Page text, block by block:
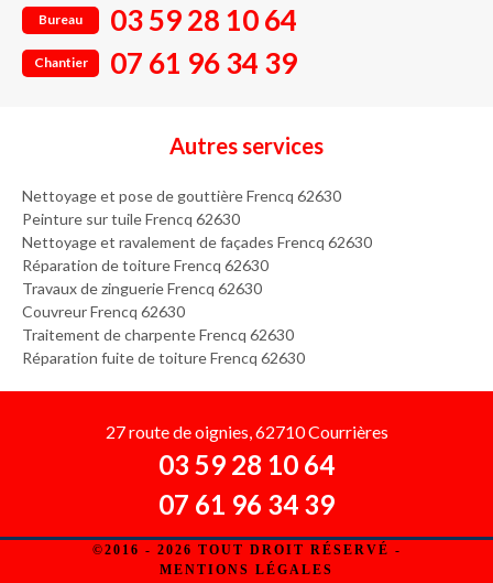
Bureau 03 59 28 10 64
Chantier 07 61 96 34 39
Autres services
Nettoyage et pose de gouttière Frencq 62630
Peinture sur tuile Frencq 62630
Nettoyage et ravalement de façades Frencq 62630
Réparation de toiture Frencq 62630
Travaux de zinguerie Frencq 62630
Couvreur Frencq 62630
Traitement de charpente Frencq 62630
Réparation fuite de toiture Frencq 62630
27 route de oignies, 62710 Courrières
03 59 28 10 64
07 61 96 34 39
©2016 - 2026 TOUT DROIT RÉSERVÉ -
MENTIONS LÉGALES